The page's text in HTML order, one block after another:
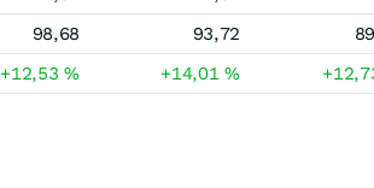
98,68 93,72
+12,53% +14,01%